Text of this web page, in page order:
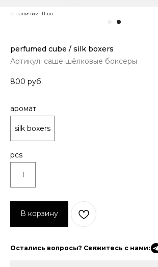
perfumed cube / silk boxers
Артикул: саше шёлковые боксеры
800 руб.
аромат
silk boxers
pcs
1
В корзину
Остались вопросы? Свяжитесь с нами: